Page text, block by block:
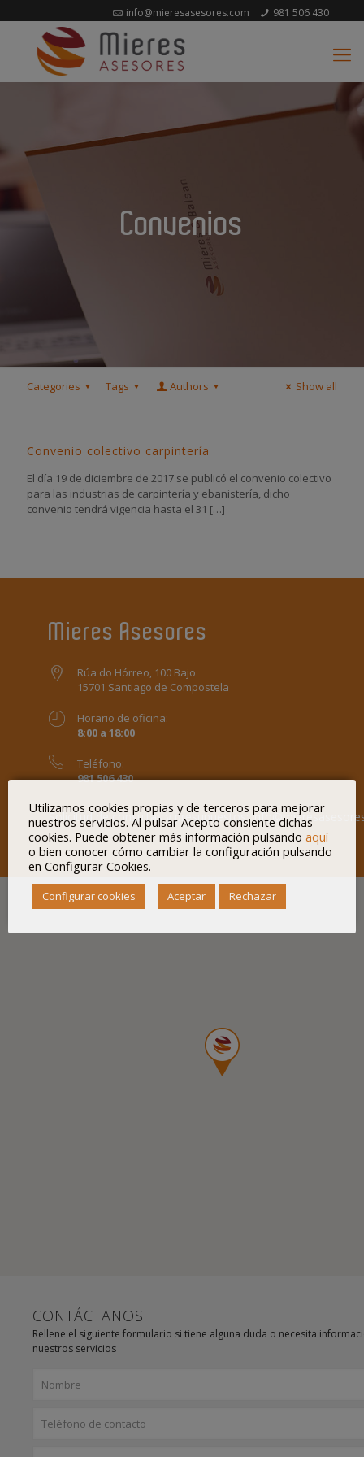
981 506 430
info@mieresasesores.com
Convenios
Categories Tags Authors Show all
Convenio colectivo carpintería
El día 19 de diciembre de 2017 se publicó el convenio colectivo
para las industrias de carpintería y ebanistería, dicho
convenio tendrá vigencia hasta el 31 […]
Mieres Asesores
Rúa do Hórreo, 100 Bajo
15701 Santiago de Compostela
Horario de oficina:
8:00 a 18:00
Teléfono:
981 506 430
Solicitud de consultas y presupuestos:
CONTÁCTANOS
Rellene el siguiente formulario si tiene alguna duda o necesita
nuestros servicios
Utilizamos cookies propias y de terceros para mejorar
nuestros servicios. Al pulsar Acepto consiente dichas
cookies. Puede obtener más información pulsando aquí
o bien conocer cómo cambiar la configuración pulsando
en Configurar Cookies.
Configurar cookies Aceptar Rechazar